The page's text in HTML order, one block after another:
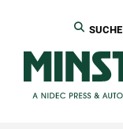
SUCHE